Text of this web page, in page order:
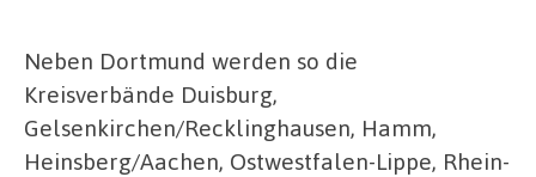
Neben Dortmund werden so die
Kreisverbände Duisburg,
Gelsenkirchen/Recklinghausen, Hamm,
Heinsberg/Aachen, Ostwestfalen-Lippe, Rhein-